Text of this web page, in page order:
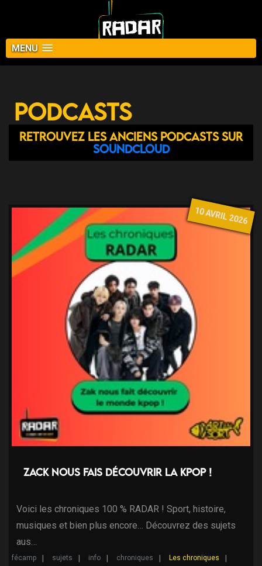
MENU
Podcasts
Retrouvez les anciens podcasts sur
Soundcloud
10 AVRIL 2026
Zack nous fais découvrir la kpop !
Voici les chroniques 100 % RADAR ! Sport, histoire,
musiques et bien plus encore… Découvrez des sujets
aus…
fécamp sujets info chroniques
Les chroniques